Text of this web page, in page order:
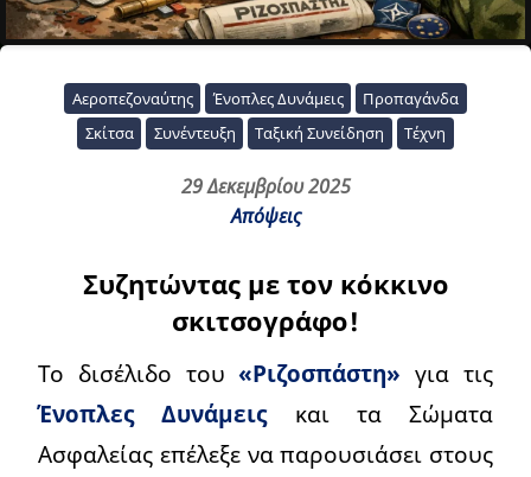
Αεροπεζοναύτης Ένοπλες Δυνάμεις
Προπαγάνδα
Σκίτσα
Συνέντευξη Ταξική Συνείδηση Τέχνη
29 Δεκεμβρίου 2025
Απόψεις
Συζητώντας με τον κόκκινο
σκιτσογράφο!
Το δισέλιδο του«Ριζοσπάστη» για τις
Ένοπλες Δυνάμειςκαι τα Σώματα
Ασφαλείας επέλεξε να παρουσιάσει στους